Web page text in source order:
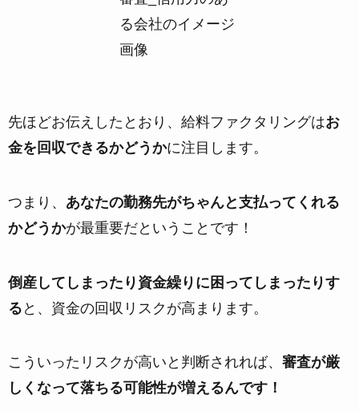
先ほどお伝えしたとおり、給料ファクタリングはお
金を回収できるかどうかに注目します。
つまり、 あなたの勤務先がちゃんと支払ってくれる
かどうかが最重要だということです！
倒産してしまったり資金繰りに困ってしまったりす
る と、資金の回収リスクが高まります。
こういったリスクが高いと判断されれば、 審査が厳
しくなって落ちる可能性が増えるんです！